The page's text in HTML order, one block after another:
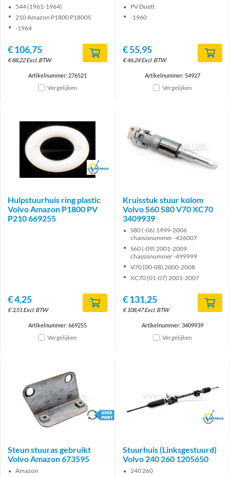
544 (1961-1964)
210 Amazon P1800 P1800S
-1964
€106,75
€88,22 Excl. BTW
Artikelnummer: 276521
Vergelijken
PV Duett
-1960
€55,95
€46,24 Excl. BTW
Artikelnummer: 54927
Vergelijken
Brand
Hulpstuurhuis ring plastic
Volvo Amazon P1800 PV
P210 669255
€4,25
€3,51 Excl. BTW
Artikelnummer: 669255
Vergelijken
Kruisstuk stuur kolom
Volvo S60 S80 V70 XC70
3409939
S80 (-06) 1999-2006
chassisnummer -426007
S60 (-09) 2001-2009
chassisnummer -499999
V70 (00-08) 2000-2008
XC70 (01-07) 2001-2007
€131,25
€108,47 Excl. BTW
Artikelnummer: 3409939
Vergelijken
brand
Steun stuuras gebruikt
Volvo Amazon 673595
Amazon
Brand
Stuurhuis (Linksgestuurd)
Volvo 240 260 1205650
240 260